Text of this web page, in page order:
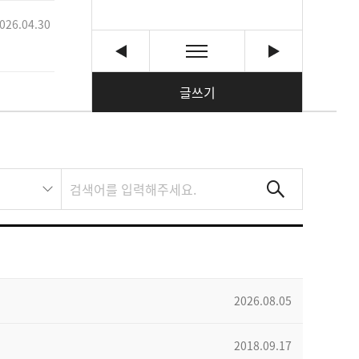
글쓰기
2026.08.05
2018.09.17